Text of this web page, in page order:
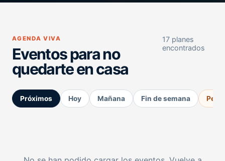
AGENDA VIVA
Eventos para no
quedarte en casa
17 planes
encontrados
Próximos Hoy Mañana Fin de semana